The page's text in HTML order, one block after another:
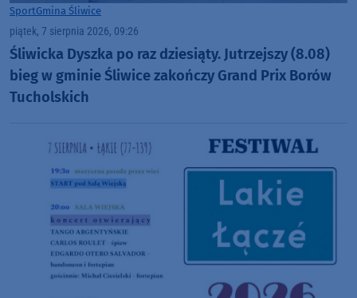
SportGmina Śliwice
piątek, 7 sierpnia 2026, 09:26
Śliwicka Dyszka po raz dziesiąty. Jutrzejszy (8.08)
bieg w gminie Śliwice zakończy Grand Prix Borów
Tucholskich